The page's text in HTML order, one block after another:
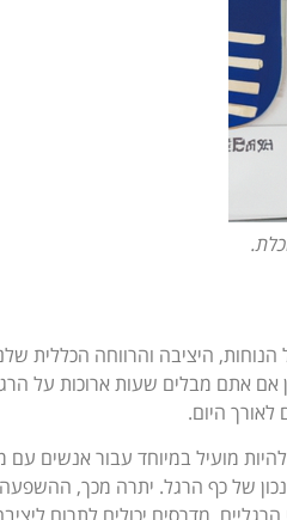
היציבה והרווחה הכללית
אם אתם מבלים שעות ארוכות על
היום.
מועיל במיוחד עבור אנשים
נכון של כף הרגל. יתרה מכך,